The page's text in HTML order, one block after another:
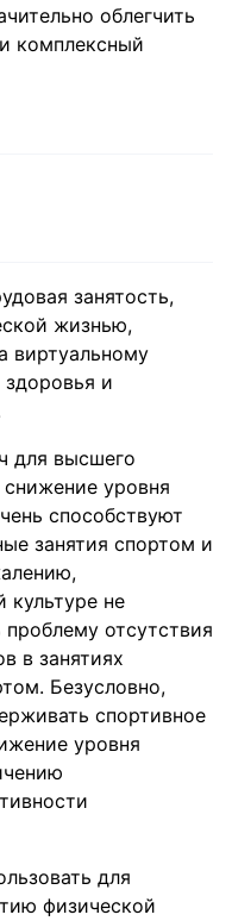
облегчить
комплексный
занятость,
жизнью,
виртуальному
и
для высшего
снижение уровня
способствуют
занятия спортом и
культуре не
отсутствия
в занятиях
Безусловно,
спортивное
уровня
для
физической